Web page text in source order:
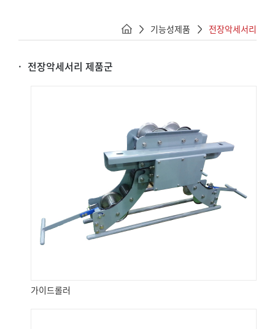
기능성제품 전장악세서리
전장악세서리 제품군
가이드롤러